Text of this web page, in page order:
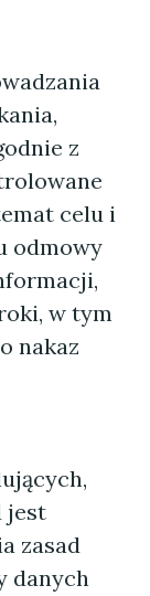
z
celu i
odmowy
w tym
nakaz
jest
zasad
danych